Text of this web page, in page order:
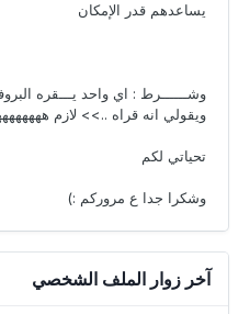
يساعدهم قدر الإمكان
وشــــــرط : اي واحد يـــقره
ويقولي انه قراه ..>> لازم
تحياتي لكم
وشكرا جدا ع مروركم :)
آخر زوار الملف الشخصي